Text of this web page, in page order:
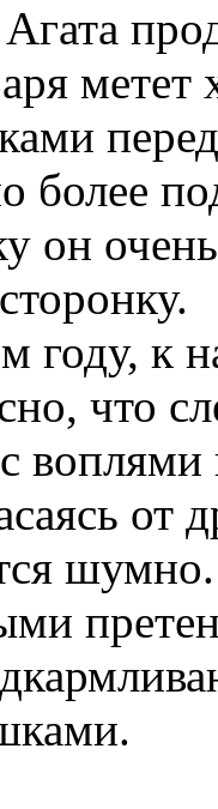
метет
перед
более
он
году, к
что
от